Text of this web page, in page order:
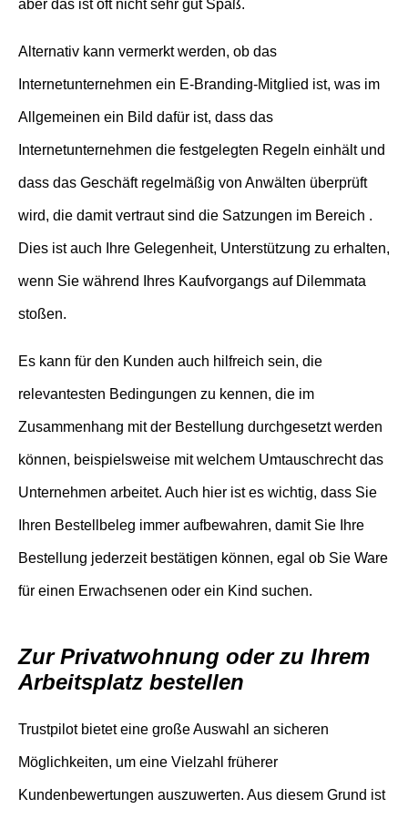
aber das ist oft nicht sehr gut Spaß.
Alternativ kann vermerkt werden, ob das
Internetunternehmen ein E-Branding-Mitglied ist, was im
Allgemeinen ein Bild dafür ist, dass das
Internetunternehmen die festgelegten Regeln einhält und
dass das Geschäft regelmäßig von Anwälten überprüft
wird, die damit vertraut sind die Satzungen im Bereich .
Dies ist auch Ihre Gelegenheit, Unterstützung zu erhalten,
wenn Sie während Ihres Kaufvorgangs auf Dilemmata
stoßen.
Es kann für den Kunden auch hilfreich sein, die
relevantesten Bedingungen zu kennen, die im
Zusammenhang mit der Bestellung durchgesetzt werden
können, beispielsweise mit welchem Umtauschrecht das
Unternehmen arbeitet. Auch hier ist es wichtig, dass Sie
Ihren Bestellbeleg immer aufbewahren, damit Sie Ihre
Bestellung jederzeit bestätigen können, egal ob Sie Ware
für einen Erwachsenen oder ein Kind suchen.
Zur Privatwohnung oder zu Ihrem
Arbeitsplatz bestellen
Trustpilot bietet eine große Auswahl an sicheren
Möglichkeiten, um eine Vielzahl früherer
Kundenbewertungen auszuwerten. Aus diesem Grund ist